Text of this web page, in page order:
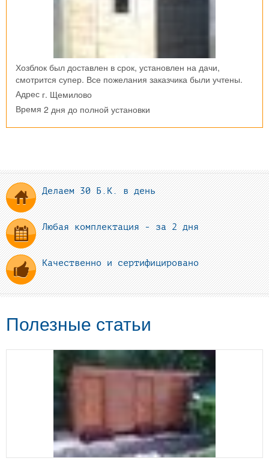
Хозблок был доставлен в срок, установлен на дачи,
смотрится супер. Все пожелания заказчика были учтены.
Адрес г. Щемилово
Время 2 дня до полной установки
Делаем 30 Б.К. в день
Любая комплектация - за 2 дня
Качественно и сертифицировано
Полезные статьи